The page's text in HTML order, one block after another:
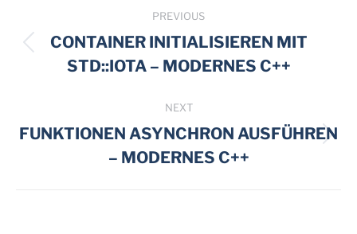
navigation
PREVIOUS
Previous
post:
CONTAINER INITIALISIEREN MIT
STD::IOTA – MODERNES C++
NEXT
Next
post:
FUNKTIONEN ASYNCHRON AUSFÜHREN
– MODERNES C++